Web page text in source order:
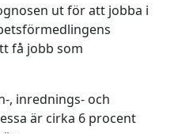
ut för att jobba i
få jobb som
, inrednings- och
är cirka 6 procent